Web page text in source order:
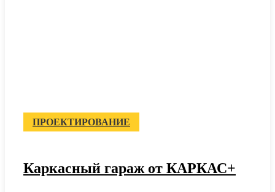
ПРОЕКТИРОВАНИЕ
Каркасный гараж от КАРКАС+